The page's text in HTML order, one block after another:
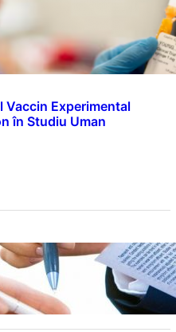
Vaccin Experimental
în Studiu Uman
cu Banca Mondială: O
a Împrumutului și